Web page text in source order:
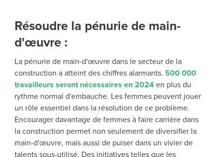
Résoudre la pénurie de main-
d'œuvre :
La pénurie de main-d'œuvre dans le secteur de la
construction a atteint des chiffres alarmants. 500 000
travailleurs seront nécessaires en 2024 en plus du
rythme normal d'embauche. Les femmes peuvent jouer
un rôle essentiel dans la résolution de ce problème.
Encourager davantage de femmes à faire carrière dans
la construction permet non seulement de diversifier la
main-d'œuvre, mais aussi de puiser dans un vivier de
talents sous-utilisé. Des initiatives telles que les